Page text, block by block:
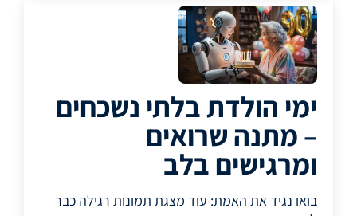
ימי הולדת בלתי נשכחים
– מתנה שרואים
ומרגישים בלב
בואו נגיד את האמת: עוד מצגת תמונות רגילה כבר